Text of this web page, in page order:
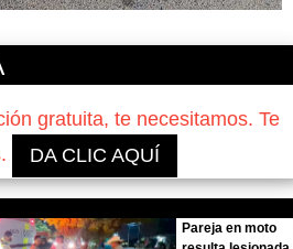
gratuita, te necesitamos. Te
DA CLIC AQUÍ
Pareja en moto